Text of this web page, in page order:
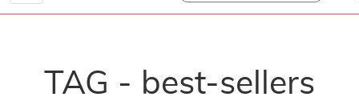
TAG - best-sellers